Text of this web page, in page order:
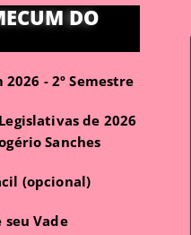
DO
- 2º Semestre
de 2026
Sanches
(opcional)
seu Vade